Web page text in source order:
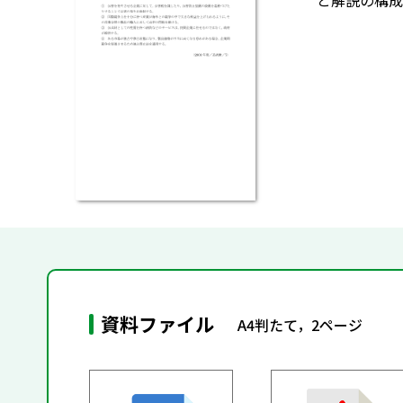
資料ファイル A4判たて，2ページ